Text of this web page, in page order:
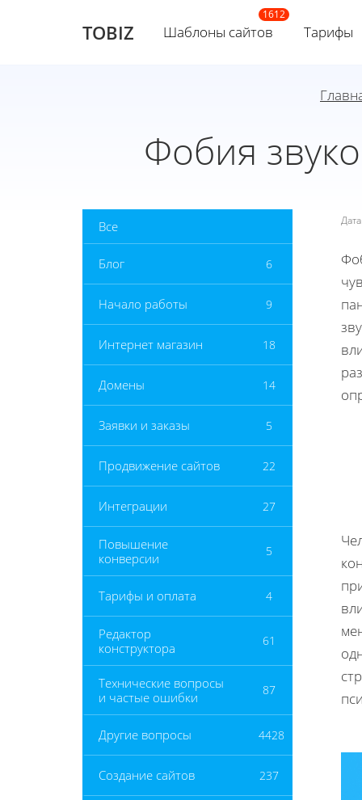
TOBIZ Шаблоны сайтов Тарифы
Фобия
Все
Блог 6
Начало работы 9
Интернет магазин 18
Домены 14
Заявки и заказы 5
Продвижение сайтов 22
Интеграции 27
Повышение
конверсии
5
Тарифы и оплата 4
Редактор
конструктора
61
Технические вопросы
и частые ошибки
87
Другие вопросы 4428
Создание сайтов 237